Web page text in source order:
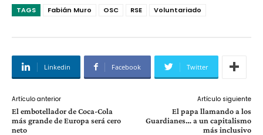
TAGS Fabián Muro OSC RSE Voluntariado
Linkedin Facebook Twitter
Artículo anterior
El embotellador de Coca-Cola
más grande de Europa será cero
neto
Artículo siguiente
El papa llamando a los
Guardianes… a un capitalismo
más inclusivo